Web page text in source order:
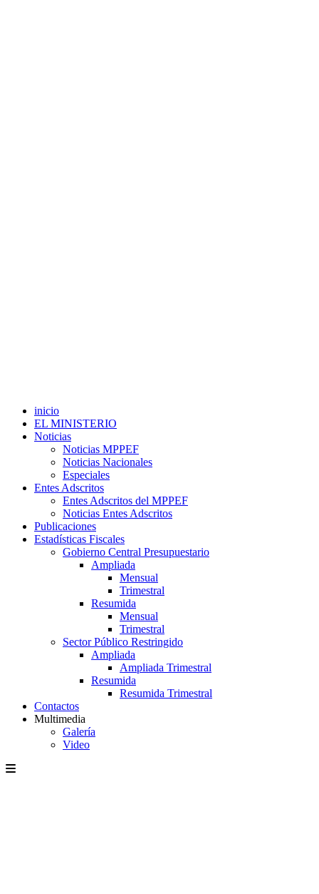
inicio
EL MINISTERIO
Noticias
Noticias MPPEF
Noticias Nacionales
Especiales
Entes Adscritos
Entes Adscritos del MPPEF
Noticias Entes Adscritos
Publicaciones
Estadísticas Fiscales
Gobierno Central Presupuestario
Ampliada
Mensual
Trimestral
Resumida
Mensual
Trimestral
Sector Público Restringido
Ampliada
Ampliada Trimestral
Resumida
Resumida Trimestral
Contactos
Multimedia
Galería
Video